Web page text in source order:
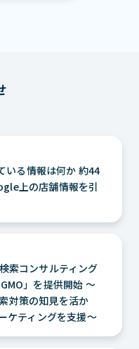
いる情報は何か 約44
上の店舗情報を引
索コンサルティング
」を提供開始 ～
対策の知見を活か
ケティングを支援～